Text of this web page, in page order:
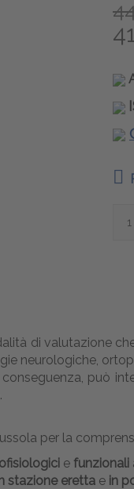
di valutazione
neurologiche,
può
per la
e funzionali
stazione eretta e in